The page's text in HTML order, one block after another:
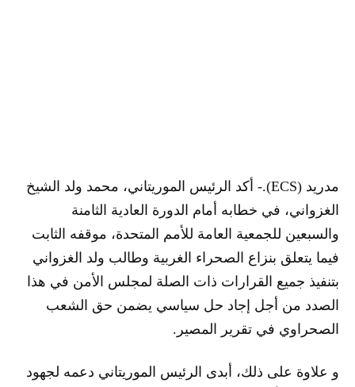
مدريد (ECS).- أكد الرئيس الموريتاني، محمد ولد الشيخ
الغزواني، في خطابه أمام الدورة العادية الثامنة
والسبعين للجمعية العامة للأمم المتحدة، موقفه الثابت
فيما يتعلق بنزاع الصحراء الغربية وطالب ولد الغزواني
بتنفيذ جميع القرارات ذات الصلة لمجلس الأمن في هذا
الصدد من أجل إجاد حل سياسي يضمن حق الشعب
الصحراوي في تقرير المصير.
و علاوة على ذلك، أبدى الرئيس الموريتاني دعمه لجهود